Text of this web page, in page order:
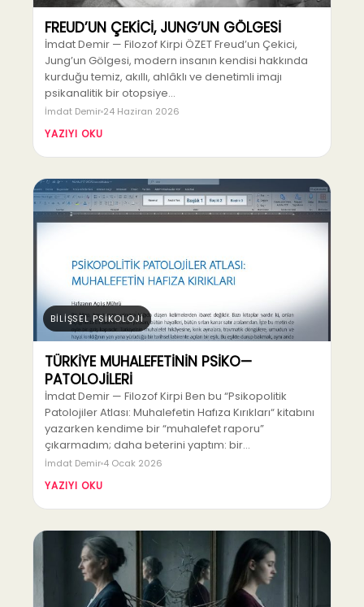
FREUD’UN ÇEKİCİ, JUNG’UN GÖLGESİ
İmdat Demir — Filozof Kirpi ÖZET Freud’un Çekici,
Jung’un Gölgesi, modern insanın kendisi hakkında
kurduğu temiz, akıllı, ahlâklı ve denetimli imajı
psikanalitik bir otopsiye…
İmdat Demir 24 Haziran 2026
YAZIYI OKU
BİLİŞSEL PSİKOLOJİ
TÜRKİYE MUHALEFETİNİN PSİKO—
PATOLOJİLERİ
İmdat Demir — Filozof Kirpi Ben bu “Psikopolitik
Patolojiler Atlası: Muhalefetin Hafıza Kırıkları“ kitabını
yazarken kendime bir “muhalefet raporu”
çıkarmadım; daha beterini yaptım: bir…
İmdat Demir 4 Ocak 2026
YAZIYI OKU